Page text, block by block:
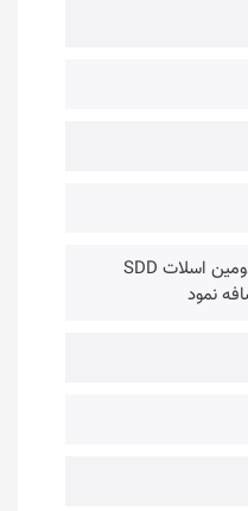
• در صورت عدم استفاده از دومین اسلات SDD